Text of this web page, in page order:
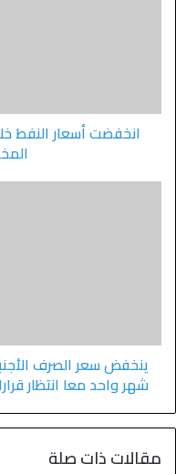
انخفضت أسعار النفط
ينخفض سعر الصرف
شهر واحد معا انتظار
مقالات ذات صلة